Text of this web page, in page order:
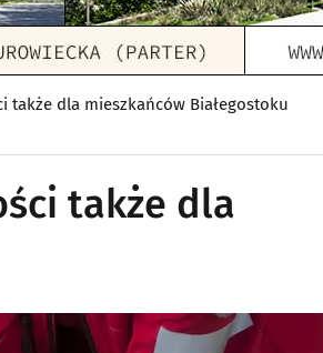
także dla mieszkańców Białegostoku
także dla